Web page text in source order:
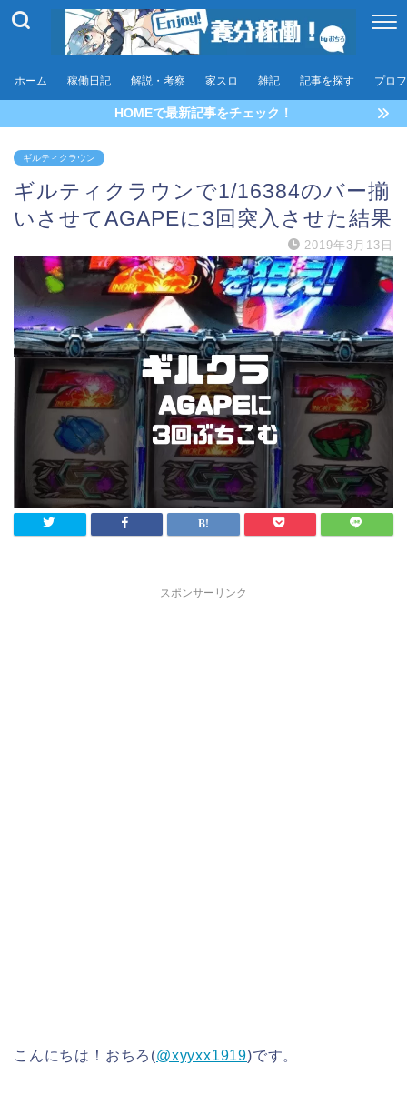
ホーム 稼働日記 解説・考察 家スロ 雑記 記事を探す プロ
HOMEで最新記事をチェック！
ギルティクラウン
ギルティクラウンで1/16384のバー揃
いさせてAGAPEに3回突入させた結果
2019年3月13日
スポンサーリンク
こんにちは！おちろ(@xyyxx1919)です。